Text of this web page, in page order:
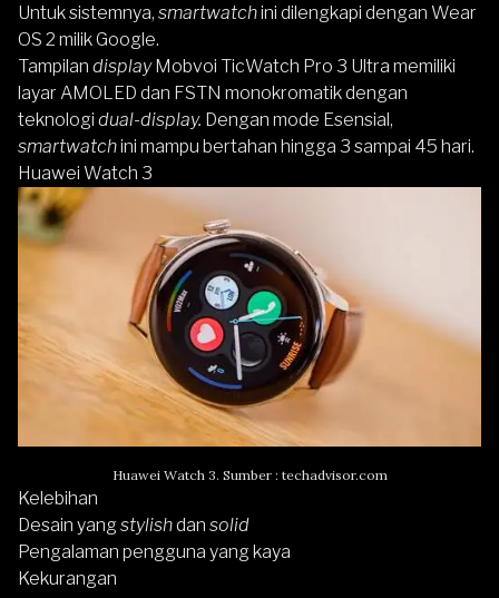
Untuk sistemnya, smartwatchini dilengkapi dengan Wear
OS 2 milik Google.
Tampilan display Mobvoi TicWatch Pro 3 Ultra memiliki
layar AMOLED dan FSTN monokromatik dengan
teknologi dual-display. Dengan mode Esensial,
smartwatchini mampu bertahan hingga 3 sampai 45 hari.
Huawei Watch 3
Huawei Watch 3. Sumber : techadvisor.com
Kelebihan
Desain yang stylishdan solid
Pengalaman pengguna yang kaya
Kekurangan